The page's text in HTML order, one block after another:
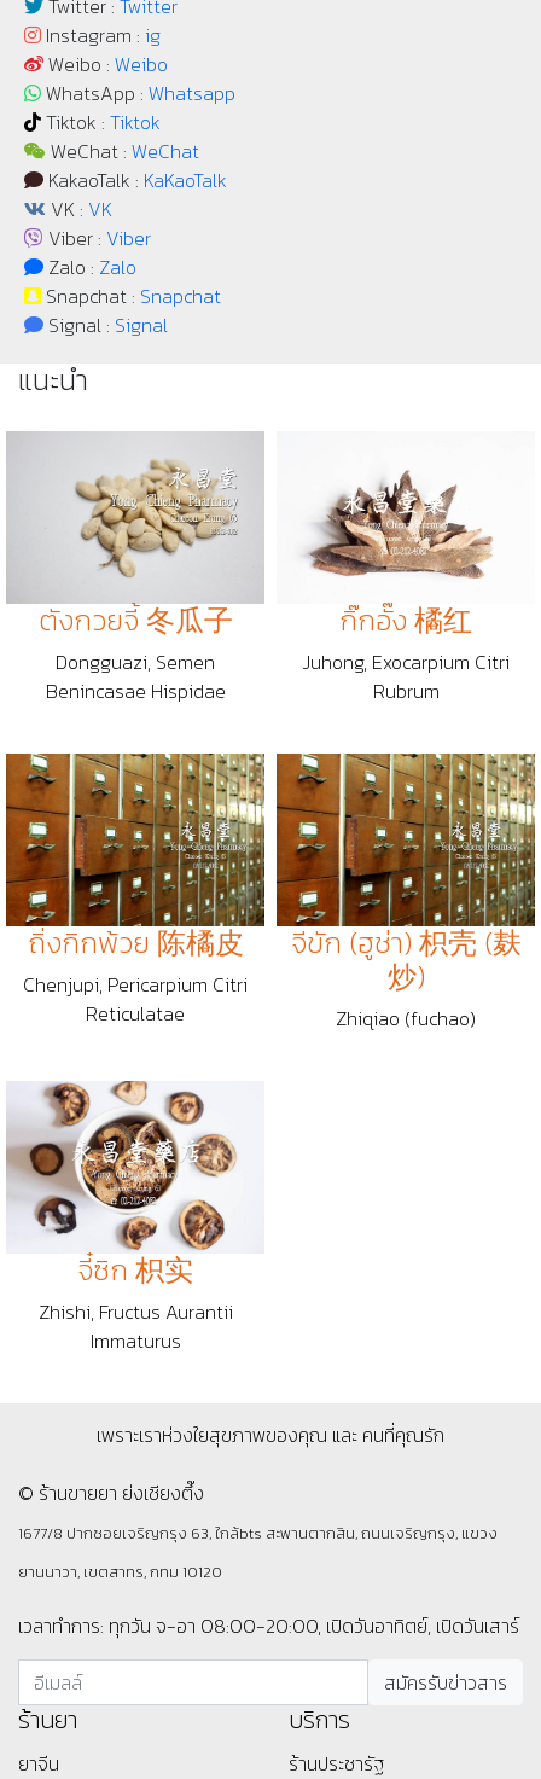
Twitter : Twitter
Instagram : ig
Weibo : Weibo
WhatsApp : Whatsapp
Tiktok : Tiktok
WeChat : WeChat
KakaoTalk : KaKaoTalk
VK : VK
Viber : Viber
Zalo : Zalo
Snapchat : Snapchat
Signal : Signal
แนะนำ
ตังกวยจี้ 冬瓜子
Dongguazi, Semen
Benincasae Hispidae
กิ๊กอั๊ง 橘红
Juhong, Exocarpium Citri
Rubrum
ถิ่งกิกพ้วย 陈橘皮
Chenjupi, Pericarpium Citri
Reticulatae
จีขัก (ฮูช่า) 枳壳 (麸
炒)
Zhiqiao (fuchao)
จี๋ซิก 枳实
Zhishi, Fructus Aurantii
Immaturus
เพราะเราห่วงใยสุขภาพของคุณ และ คนที่คุณรัก
© ร้านขายยา ย่งเชียงตึ๊ง
1677/8 ปากซอยเจริญกรุง 63, ใกล้bts สะพานตากสิน, ถนนเจริญกรุง, แขวง
ยานนาวา, เขตสาทร, กทม 10120
เวลาทำการ: ทุกวัน จ-อา 08:00-20:00, เปิดวันอาทิตย์, เปิดวันเสาร์
ร้านยา
ยาจีน
บริการ
ร้านประชารัฐ